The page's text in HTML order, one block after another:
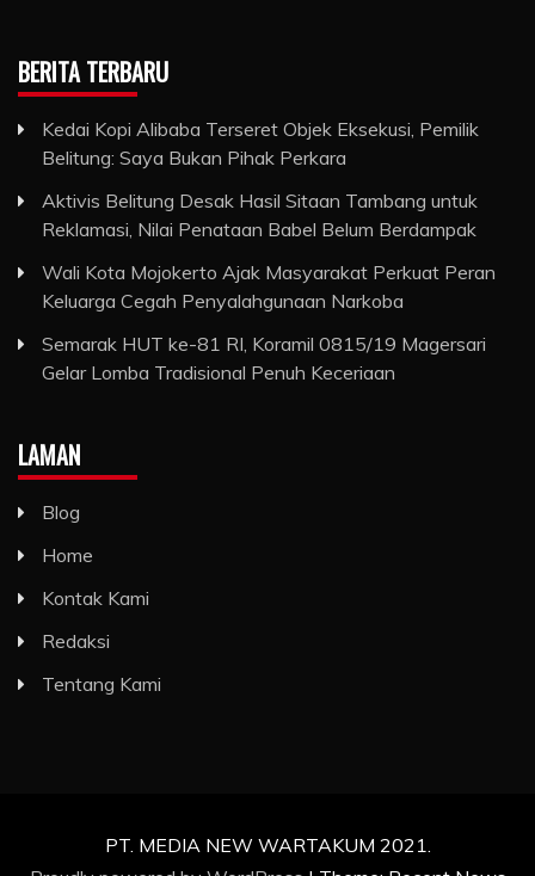
BERITA TERBARU
Kedai Kopi Alibaba Terseret Objek Eksekusi, Pemilik
Belitung: Saya Bukan Pihak Perkara
Aktivis Belitung Desak Hasil Sitaan Tambang untuk
Reklamasi, Nilai Penataan Babel Belum Berdampak
Wali Kota Mojokerto Ajak Masyarakat Perkuat Peran
Keluarga Cegah Penyalahgunaan Narkoba
Semarak HUT ke-81 RI, Koramil 0815/19 Magersari
Gelar Lomba Tradisional Penuh Keceriaan
LAMAN
Blog
Home
Kontak Kami
Redaksi
Tentang Kami
PT. MEDIA NEW WARTAKUM 2021.